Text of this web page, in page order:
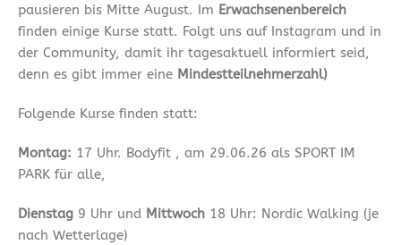
pausieren bis Mitte August. Im Erwachsenenbereich
finden einige Kurse statt. Folgt uns auf Instagram und in
der Community, damit ihr tagesaktuell informiert seid,
denn es gibt immer eine Mindestteilnehmerzahl)
Folgende Kurse finden statt:
Montag: 17 Uhr. Bodyfit , am 29.06.26 als SPORT IM
PARK für alle,
Dienstag 9 Uhr und Mittwoch 18 Uhr: Nordic Walking (je
nach Wetterlage)